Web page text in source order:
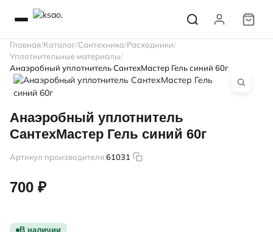
Главная Каталог Сантехника Расходники
Уплотнительные материалы
Анаэробный уплотнитель СантехМастер Гель синий 60г
Анаэробный уплотнитель
СантехМастер Гель синий 60г
Артикул производителя:61031
700 ₽
В наличии